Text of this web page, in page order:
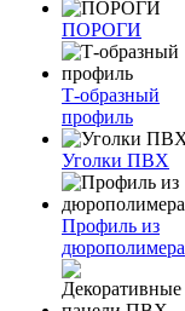
ПОРОГИ
Т-образный
профиль
Уголки ПВХ
Профиль из
дюрополимера